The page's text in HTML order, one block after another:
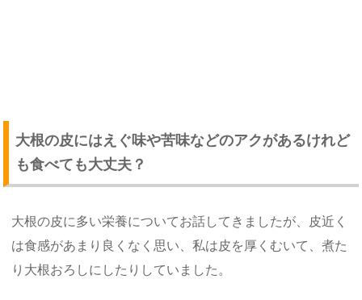
大根の皮にはえぐ味や苦味などのアクがあるけれど
も食べても大丈夫？
大根の皮に多い栄養についてお話してきましたが、皮近く
は食感があまり良くなく思い、私は皮を厚くむいて、煮た
り大根おろしにしたりしていました。